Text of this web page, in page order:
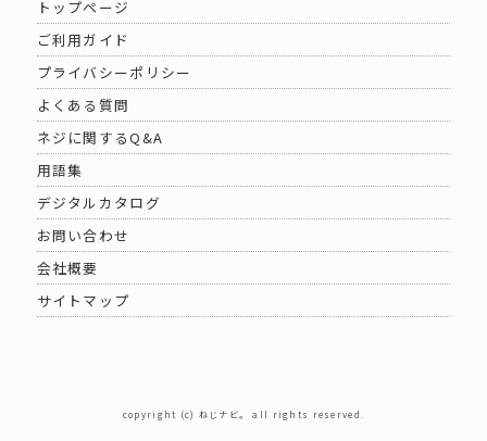
トップページ
ご利用ガイド
プライバシーポリシー
よくある質問
ネジに関するQ&A
用語集
デジタルカタログ
お問い合わせ
会社概要
サイトマップ
copyright (c) ねじナビ。 all rights reserved.